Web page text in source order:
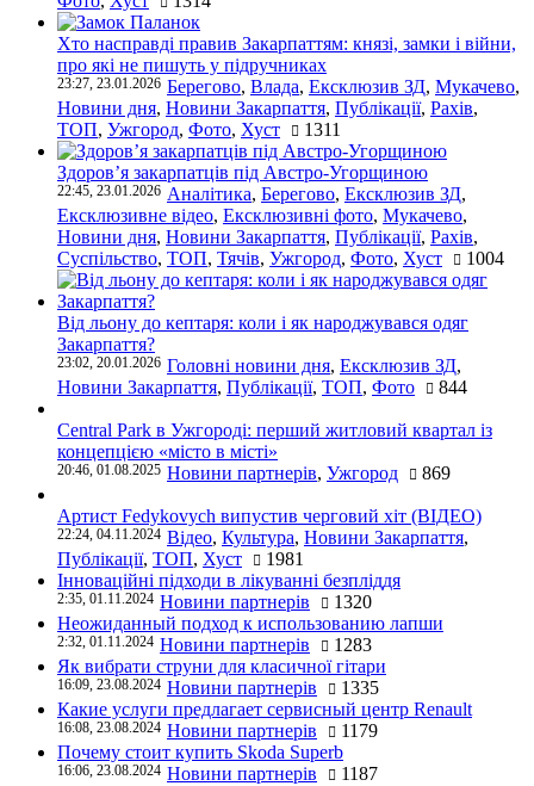
Хто насправді правив Закарпаттям: князі, замки і війни,
про які не пишуть у підручниках
23:27, 23.01.2026 Берегово, Влада, Ексклюзив ЗД, Мукачево,
Новини дня, Новини Закарпаття, Публікації, Рахів,
ТОП, Ужгород, Фото, Хуст 1311
Здоров’я закарпатців під Австро-Угорщиною
22:45, 23.01.2026 Аналітика, Берегово, Ексклюзив ЗД,
Ексклюзивне відео, Ексклюзивні фото, Мукачево,
Новини дня, Новини Закарпаття, Публікації, Рахів,
Суспільство, ТОП, Тячів, Ужгород, Фото, Хуст 1004
Від льону до кептаря: коли і як народжувався одяг
Закарпаття?
23:02, 20.01.2026 Головні новини дня, Ексклюзив ЗД,
Новини Закарпаття, Публікації, ТОП, Фото 844
Central Park в Ужгороді: перший житловий квартал із
концепцією «місто в місті»
20:46, 01.08.2025 Новини партнерів, Ужгород 869
Артист Fedykovych випустив черговий хіт (ВІДЕО)
22:24, 04.11.2024 Відео, Культура, Новини Закарпаття,
Публікації, ТОП, Хуст
1981
Інноваційні підходи в лікуванні безпліддя
2:35, 01.11.2024 Новини партнерів
1320
Неожиданный подход к использованию лапши
2:32, 01.11.2024 Новини партнерів
1283
Як вибрати струни для класичної гітари
16:09, 23.08.2024 Новини партнерів
1335
Какие услуги предлагает сервисный центр Renault
16:08, 23.08.2024 Новини партнерів
1179
Почему стоит купить Skoda Superb
16:06, 23.08.2024 Новини партнерів 1187